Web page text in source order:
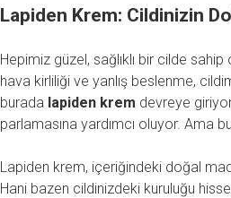
Lapiden Krem: Cildinizin
Hepimiz güzel, sağlıklı bir cilde
hava kirliliği ve yanlış beslenme,
burada lapiden krem devreye
parlamasına yardımcı oluyor. Ama
Lapiden krem, içeriğindeki doğal
Hani bazen cildinizdeki kuruluğu